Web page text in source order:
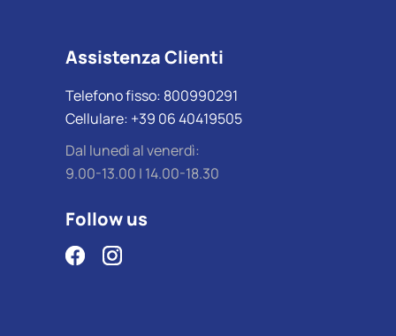
Assistenza Clienti
Telefono fisso: 800990291
Cellulare: +39 06 40419505
Dal lunedì al venerdì:
9.00-13.00 | 14.00-18.30
Follow us